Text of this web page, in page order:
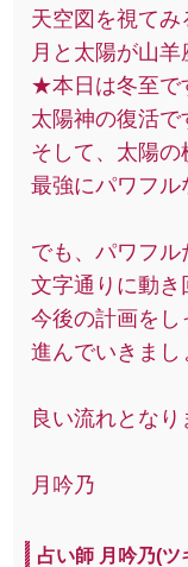
天空図を視てみ
月と太陽が山羊
★本日は冬至
太陽神の復活で
そして、太陽の
最強にパワフル
でも、パワフル
文字通りに動き
今後の計画をし
進んでいきまし
良い流れとな
月吟乃
占い師 月吟乃(ツ